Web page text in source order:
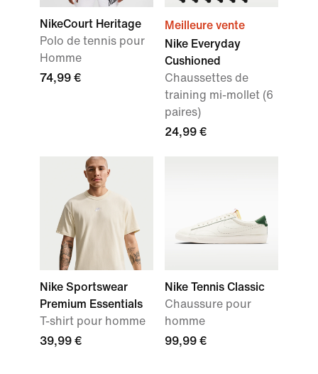
NikeCourt Heritage
Polo de tennis pour
Homme
74,99 €
Meilleure vente
Nike Everyday
Cushioned
Chaussettes de
training mi-mollet (6
paires)
24,99 €
Nike Sportswear
Premium Essentials
T-shirt pour homme
39,99 €
Nike Tennis Classic
Chaussure pour
homme
99,99 €